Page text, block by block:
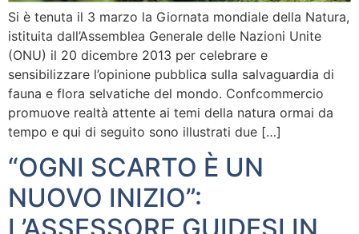
Si è tenuta il 3 marzo la Giornata mondiale della Natura,
istituita dall’Assemblea Generale delle Nazioni Unite
(ONU) il 20 dicembre 2013 per celebrare e
sensibilizzare l’opinione pubblica sulla salvaguardia di
fauna e flora selvatiche del mondo. Confcommercio
promuove realtà attente ai temi della natura ormai da
tempo e qui di seguito sono illustrati due […]
“OGNI SCARTO È UN
NUOVO INIZIO”: